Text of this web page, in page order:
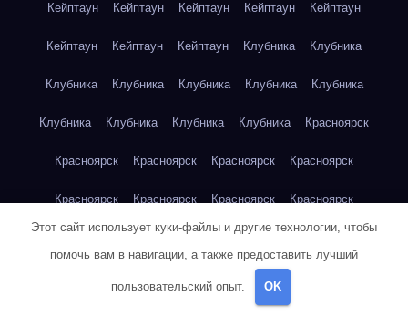
Кейптаун Кейптаун Кейптаун Кейптаун Кейптаун
Кейптаун Кейптаун Кейптаун Клубника Клубника
Клубника Клубника Клубника Клубника Клубника
Клубника Клубника Клубника Клубника Красноярск
Красноярск Красноярск Красноярск Красноярск
Красноярск Красноярск Красноярск Красноярск
Красноярск Красноярск Красноярск
Кукуруза
Этот сайт использует куки-файлы и другие технологии, чтобы
помочь вам в навигации, а также предоставить лучший
пользовательский опыт. OK